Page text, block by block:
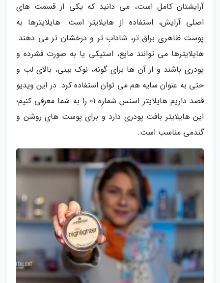
آرایشتان کامل است، می دانید که یکی از قسمت های
اصلی آرایش، استفاده از هایلایتر است. هایلایترها به
پوست ظاهری براق تر، شاداب تر و درخشان تر می دهند.
هایلایترها می توانند مایع، استیکی یا به صورت فشرده و
پودری باشند و از آن ها برای گونه، نوک بینی، بالای لب و
حتی به عنوان سایه هم می توان استفاده کرد. در این ویدیو
قصد داریم هایلایتر اسنس شماره 01 را به شما معرفی کنیم؛
این هایلایتر بافت پودری دارد و برای پوست های روشن و
گندمی مناسب است.